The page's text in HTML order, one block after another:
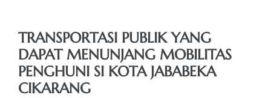
TRANSPORTASI PUBLIK YANG
DAPAT MENUNJANG MOBILITAS
PENGHUNI SI KOTA JABABEKA
CIKARANG